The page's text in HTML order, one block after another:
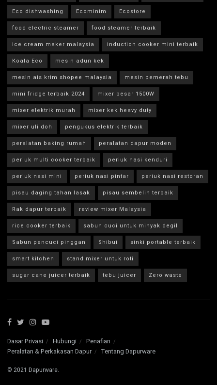
Eco dishwashing
Ecominim
Ecostore
food electric steamer
food steamer terbaik
ice cream maker malaysia
induction cooker mini terbaik
Koala Eco
mesin adun kek
mesin ais krim shopee malaysia
mesin pemerah tebu
mini fridge terbaik 2024
mixer besar 1500W
mixer elektrik murah
mixer kek heavy duty
mixer uli doh
pengukus elektrik terbaik
peralatan baking rumah
peralatan dapur moden
periuk multi cooker terbaik
periuk nasi kenduri
periuk nasi mini
periuk nasi pintar
periuk nasi restoran
pisau daging tahan lasak
pisau sembelih terbaik
Rak dapur terbaik
review mixer Malaysia
rice cooker terbaik
sabun cuci untuk minyak degil
Sabun pencuci pinggan
Shibui
sinki portable terbaik
smart kitchen
stand mixer untuk roti
sugar cane juicer terbaik
tebu juicer Zero waste
Dasar Privasi Hubungi
Penafian
Peralatan & Perkakasan Dapur
Tentang Dapurware
© 2021 Dapurware.